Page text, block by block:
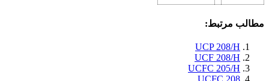
مطالب مرتبط:
UCP 208/H
UCF 208/H
UCFC 205/H
UCFC 208